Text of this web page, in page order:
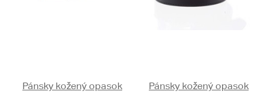
Pánsky kožený opasok
Pánsky kožený opasok